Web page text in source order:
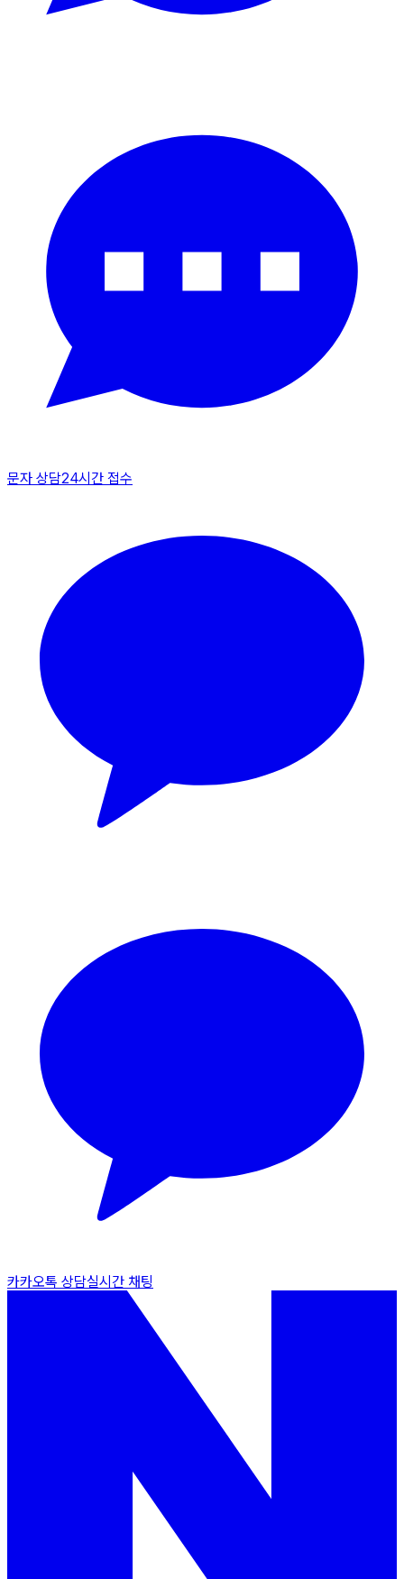
문자 상담24시간 접수
카카오톡 상담실시간 채팅